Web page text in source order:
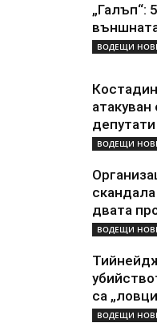
„Галъп“:
ВОДЕЩИ
депутати
ВОДЕЩИ
двата
ВОДЕЩИ
са
ВОДЕЩИ